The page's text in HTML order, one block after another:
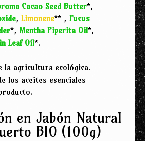
Cacao Seed Butter*,
, Limonene** , Fucus
*, Mentha Piperita Oil*,
Leaf Oil*.
la agricultura ecológica.
los aceites esenciales
en Jabón Natural
BIO (100g)